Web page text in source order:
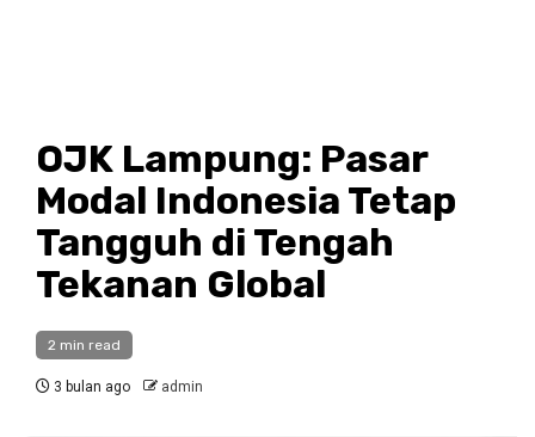
OJK Lampung: Pasar
Modal Indonesia Tetap
Tangguh di Tengah
Tekanan Global
2 min read
3 bulan ago admin